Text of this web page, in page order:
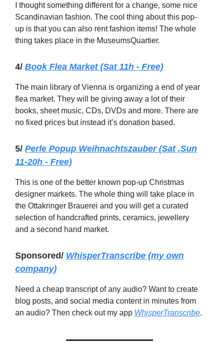
I thought something different for a change, some nice
Scandinavian fashion. The cool thing about this pop-
up is that you can also rent fashion items! The whole
thing takes place in the MuseumsQuartier.
4/ Book Flea Market (Sat 11h - Free)
The main library of Vienna is organizing a end of year
flea market. They will be giving away a lot of their
books, sheet music, CDs, DVDs and more. There are
no fixed prices but instead it’s donation based.
5/ Perle Popup Weihnachtszauber (Sat ,Sun
11-20h - Free)
This is one of the better known pop-up Christmas
designer markets. The whole thing will take place in
the Ottakringer Brauerei and you will get a curated
selection of handcrafted prints, ceramics, jewellery
and a second hand market.
Sponsored/ WhisperTranscribe (my own
company)
Need a cheap transcript of any audio? Want to create
blog posts, and social media content in minutes from
an audio? Then check out my app WhisperTranscribe.